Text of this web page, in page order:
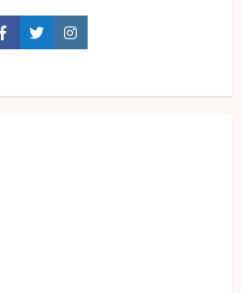
FacebookTwitterInstagram